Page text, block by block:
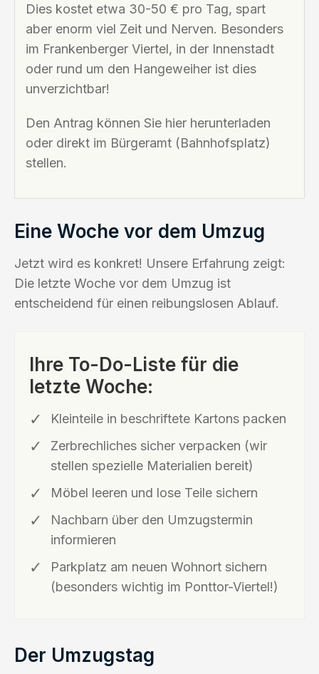
Dies kostet etwa 30-50 € pro Tag, spart
aber enorm viel Zeit und Nerven. Besonders
im Frankenberger Viertel, in der Innenstadt
oder rund um den Hangeweiher ist dies
unverzichtbar!
Den Antrag können Sie hier herunterladen
oder direkt im Bürgeramt (Bahnhofsplatz)
stellen.
Eine Woche vor dem Umzug
Jetzt wird es konkret! Unsere Erfahrung zeigt:
Die letzte Woche vor dem Umzug ist
entscheidend für einen reibungslosen Ablauf.
Ihre To-Do-Liste für die
letzte Woche:
Kleinteile in beschriftete Kartons packen
Zerbrechliches sicher verpacken (wir
stellen spezielle Materialien bereit)
Möbel leeren und lose Teile sichern
Nachbarn über den Umzugstermin
informieren
Parkplatz am neuen Wohnort sichern
(besonders wichtig im Ponttor-Viertel!)
Der Umzugstag